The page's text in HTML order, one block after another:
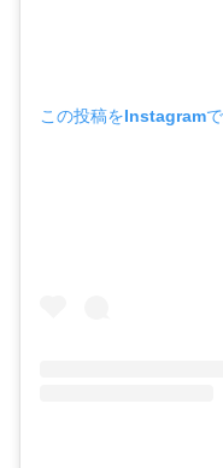
この投稿をInstagram